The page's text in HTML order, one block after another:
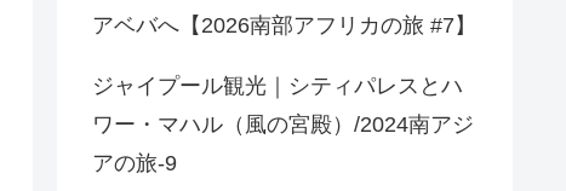
アベバへ【2026南部アフリカの旅 #7】
ジャイプール観光｜シティパレスとハ
ワー・マハル（風の宮殿）/2024南アジ
アの旅-9